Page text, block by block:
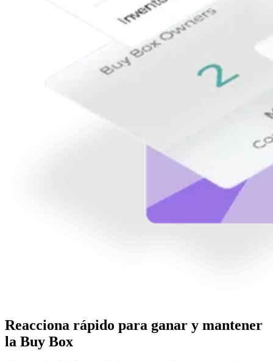
Reacciona rápido para ganar y mantener
la Buy Box